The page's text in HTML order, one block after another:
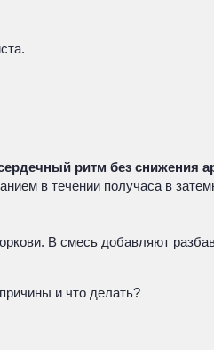
ритм без снижения
в течении получаса в
В смесь добавляют
и что делать?